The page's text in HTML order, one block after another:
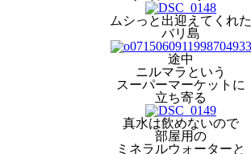
ムシっと出迎えてくれた
バリ島
途中
ニルマラという
スーパーマーケットに
立ち寄る
真水は飲めないので
部屋用の
ミネラルウォーターと